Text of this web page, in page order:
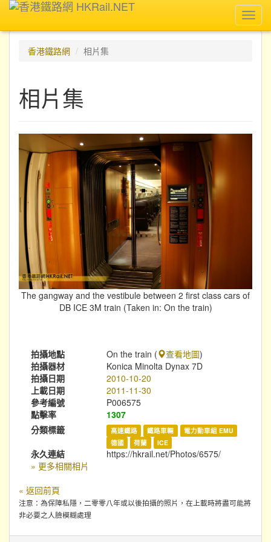
香港鐵路網
相片集
相片集
The gangway and the vestibule between 2 first class cars of
DB ICE 3M train (Taken in: On the train)
拍攝地點 On the train ( 查看地圖)
拍攝器材
Konica Minolta Dynax 7D
拍攝日期
2010-10-20
上載日期
2011-11-30
參考編號
P006575
點擊率
1307
分類標籤
高速鐵路 鐵路車輛
電力動車組 EMU
德國
荷蘭 ICE
永久連結
https://hkrail.net/Photos/6575/
» 更多相關相片
« 返回前頁
注意：為保障私隱，二零零八年或以後拍攝的照片，在上載時將盡可能將
非必要之人臉模糊處理